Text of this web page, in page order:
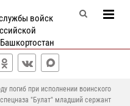
войск
погиб при исполнении воинского
"Булат" младший сержант